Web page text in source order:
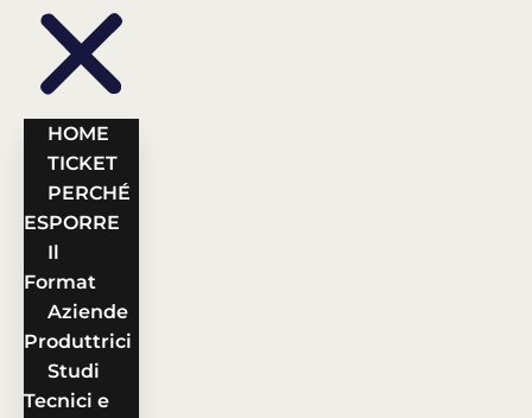
HOME
TICKET
PERCHÉ
ESPORRE
Il
Format
Aziende
Produttrici
Studi
Tecnici e